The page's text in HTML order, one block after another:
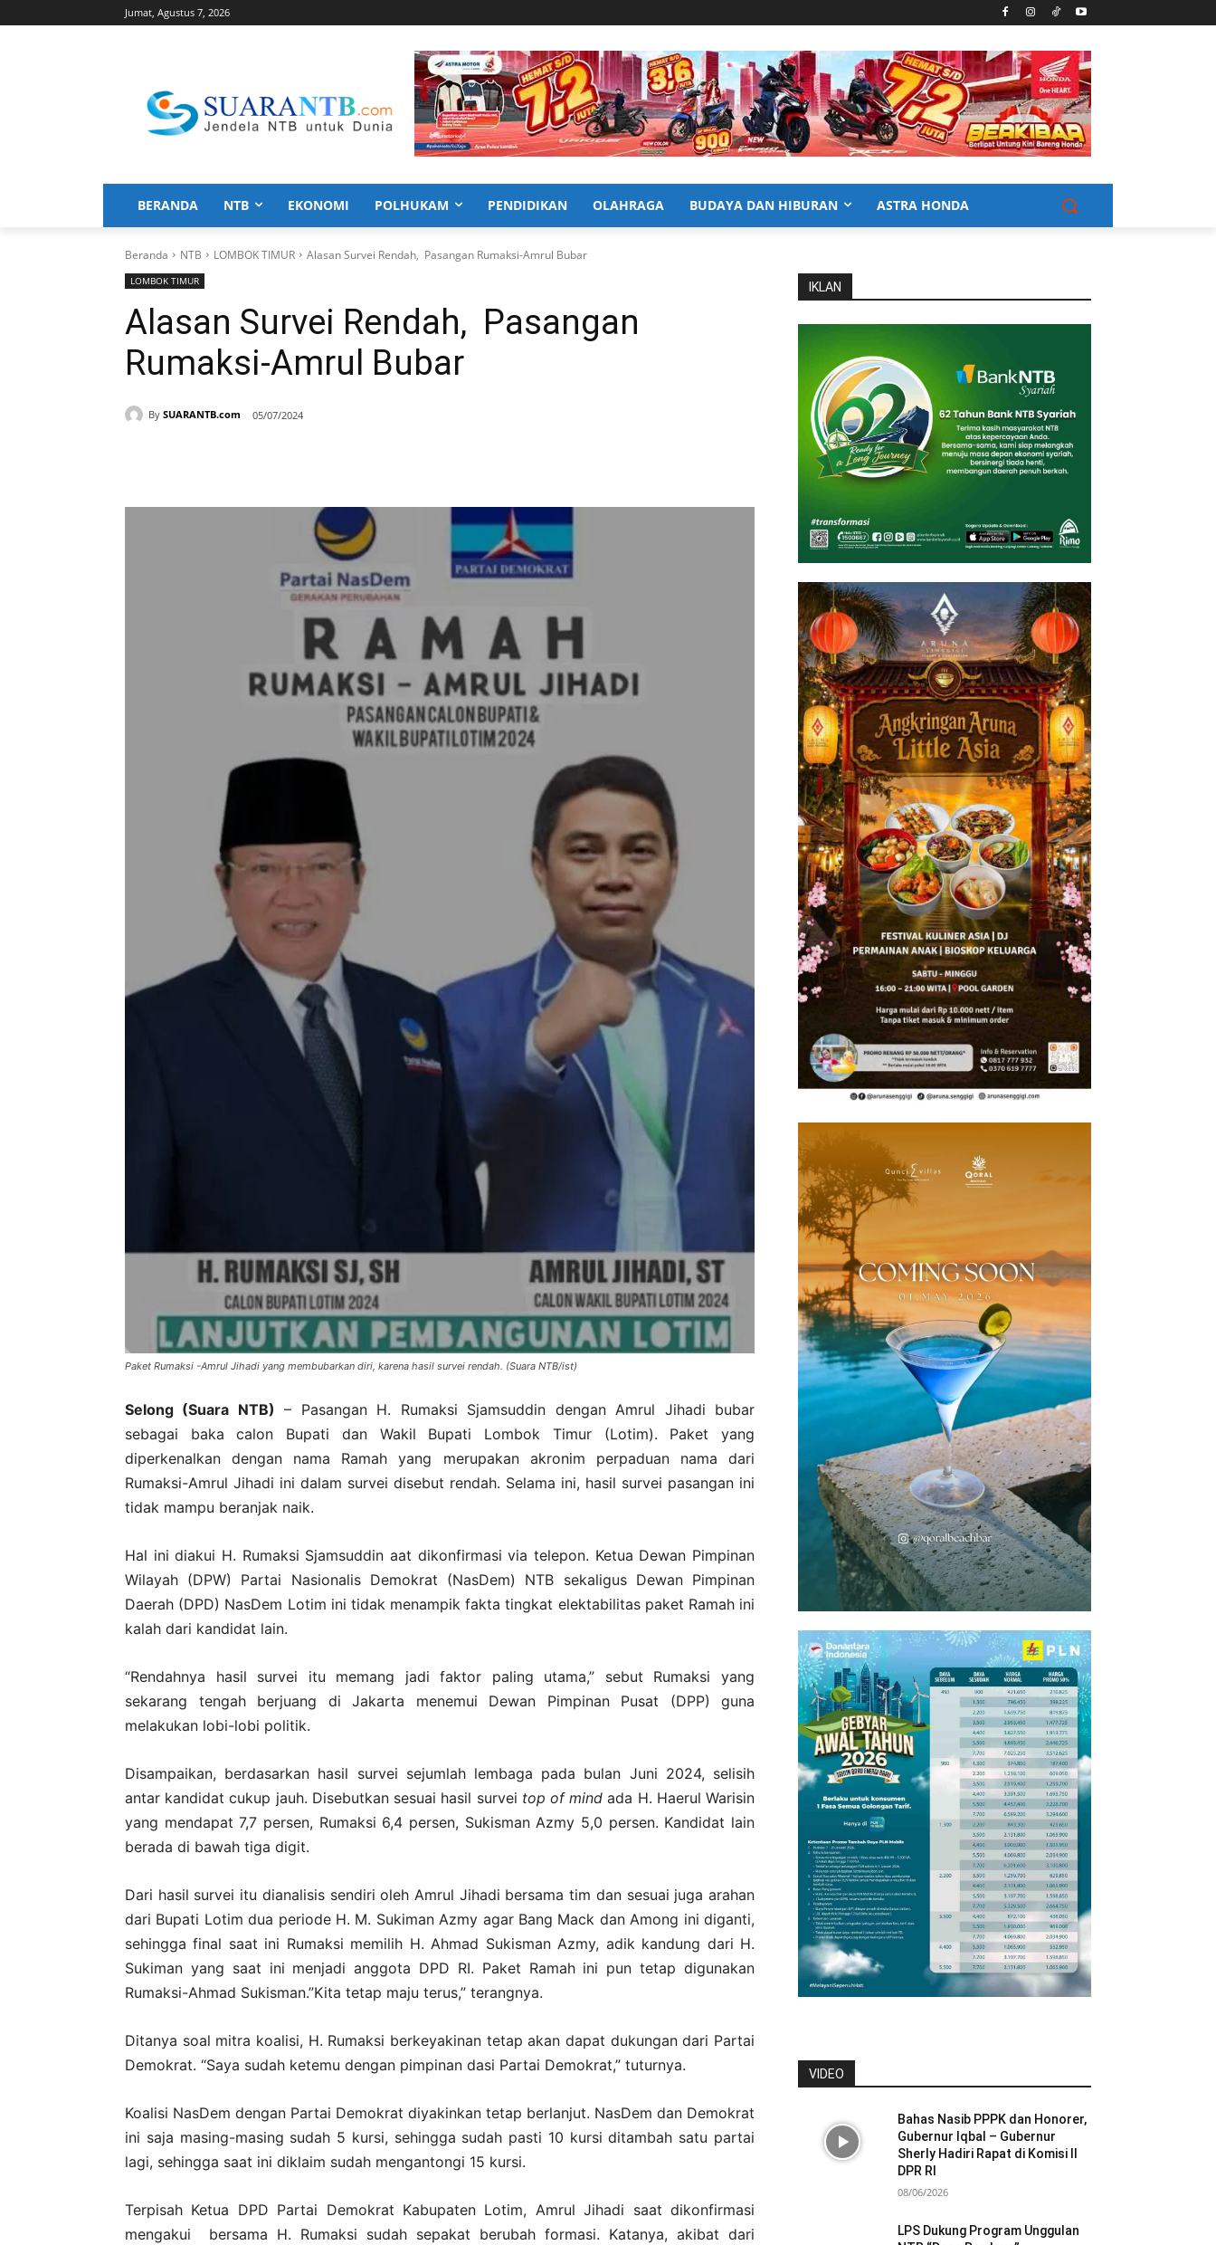
Jumat, Agustus 7, 2026
BERANDA NTB EKONOMI POLHUKAM PENDIDIKAN OLAHRAGA BUDAYA DAN HIBURAN ASTRA HONDA
Beranda NTB LOMBOK TIMUR Alasan Survei Rendah, Pasangan Rumaksi-Amrul Bubar
LOMBOK TIMUR
Alasan Survei Rendah, Pasangan
Rumaksi-Amrul Bubar
By SUARANTB.com 05/07/2024
Paket Rumaksi -Amrul Jihadi yang membubarkan diri, karena hasil survei rendah. (Suara NTB/ist)
Selong (Suara NTB) – Pasangan H. Rumaksi Sjamsuddin dengan Amrul Jihadi bubar
sebagai baka calon Bupati dan Wakil Bupati Lombok Timur (Lotim). Paket yang
diperkenalkan dengan nama Ramah yang merupakan akronim perpaduan nama dari
Rumaksi-Amrul Jihadi ini dalam survei disebut rendah. Selama ini, hasil survei pasangan ini
tidak mampu beranjak naik.
Hal ini diakui H. Rumaksi Sjamsuddin aat dikonfirmasi via telepon. Ketua Dewan Pimpinan
Wilayah (DPW) Partai Nasionalis Demokrat (NasDem) NTB sekaligus Dewan Pimpinan
Daerah (DPD) NasDem Lotim ini tidak menampik fakta tingkat elektabilitas paket Ramah ini
kalah dari kandidat lain.
“Rendahnya hasil survei itu memang jadi faktor paling utama,” sebut Rumaksi yang
sekarang tengah berjuang di Jakarta menemui Dewan Pimpinan Pusat (DPP) guna
melakukan lobi-lobi politik.
Disampaikan, berdasarkan hasil survei sejumlah lembaga pada bulan Juni 2024, selisih
antar kandidat cukup jauh. Disebutkan sesuai hasil survei top of mindada H. Haerul Warisin
yang mendapat 7,7 persen, Rumaksi 6,4 persen, Sukisman Azmy 5,0 persen. Kandidat lain
berada di bawah tiga digit.
Dari hasil survei itu dianalisis sendiri oleh Amrul Jihadi bersama tim dan sesuai juga arahan
dari Bupati Lotim dua periode H. M. Sukiman Azmy agar Bang Mack dan Among ini diganti,
sehingga final saat ini Rumaksi memilih H. Ahmad Sukisman Azmy, adik kandung dari H.
Sukiman yang saat ini menjadi anggota DPD RI. Paket Ramah ini pun tetap digunakan
Rumaksi-Ahmad Sukisman.”Kita tetap maju terus,” terangnya.
Ditanya soal mitra koalisi, H. Rumaksi berkeyakinan tetap akan dapat dukungan dari Partai
Demokrat. “Saya sudah ketemu dengan pimpinan dasi Partai Demokrat,” tuturnya.
Koalisi NasDem dengan Partai Demokrat diyakinkan tetap berlanjut. NasDem dan Demokrat
ini saja masing-masing sudah 5 kursi, sehingga sudah pasti 10 kursi ditambah satu partai
lagi, sehingga saat ini diklaim sudah mengantongi 15 kursi.
Terpisah Ketua DPD Partai Demokrat Kabupaten Lotim, Amrul Jihadi saat dikonfirmasi
mengakui bersama H. Rumaksi sudah sepakat berubah formasi. Katanya, akibat dari
IKLAN
VIDEO
Bahas Nasib PPPK dan Honorer,
Gubernur Iqbal – Gubernur
Sherly Hadiri Rapat di Komisi II
DPR RI
08/06/2026
LPS Dukung Program Unggulan